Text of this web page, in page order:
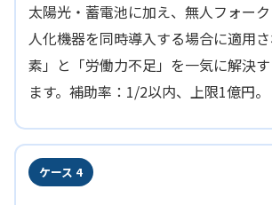
太陽光・蓄電池に加え、無人フォー
人化機器を同時導入する場合に適用
素」と「労働力不足」を一気に解決
ます。補助率：1/2以内、上限1億円。
ケース 4